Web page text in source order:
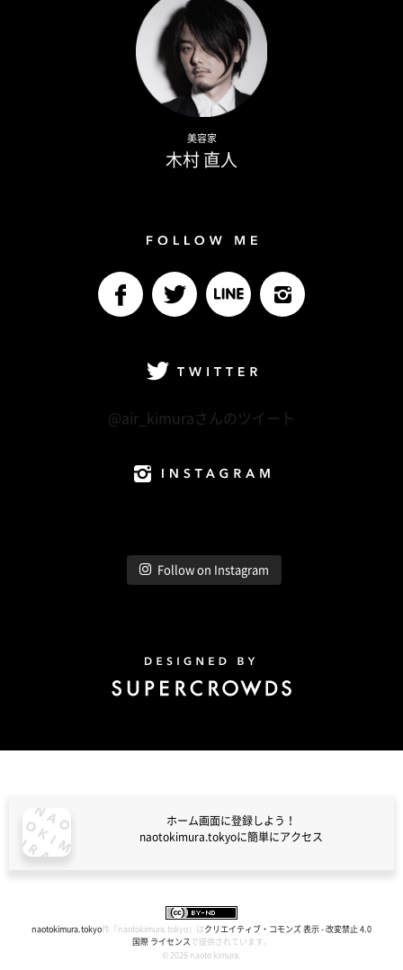
美容家
木村 直人
@air_kimuraさんのツイート
Follow on Instagram
ホーム画面に登録しよう！
naotokimura.tokyoに簡単にアクセス
naotokimura.tokyo作『 naotokimura.tokyo 』は クリエイティブ・コモンズ 表示 - 改変禁止 4.0
国際 ライセンス で提供されています。
© 2026 naoto kimura.